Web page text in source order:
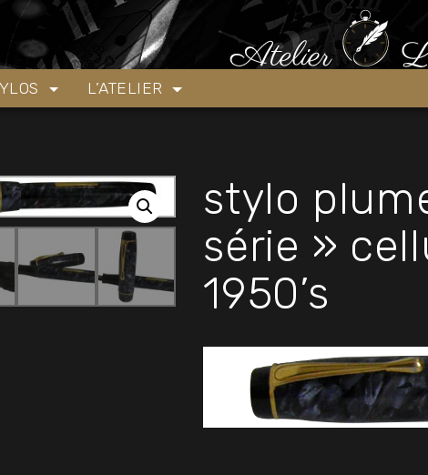
L’ATELIER
stylo plume Anonyme « pré-série » celluloid marbré bleu 1950’s
stylo
série »
1950’s